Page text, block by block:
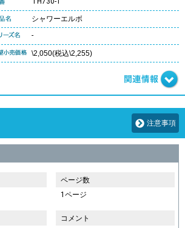
シャワーエルボ
-
\2,050(税込\2,255)
注意事項
ページ数
1ページ
コメント